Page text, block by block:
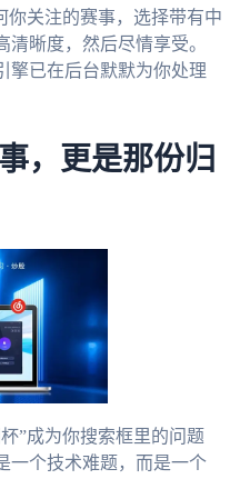
你关注的赛事，选择带有中
晰度，然后尽情享受。
擎已在后台默默为你处理
，更是那份归
”成为你搜索框里的问题
一个技术难题，而是一个